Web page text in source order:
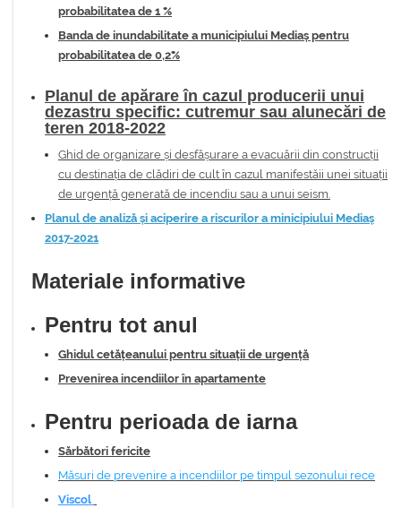
probabilitatea de 1 %
Banda de inundabilitate a municipiului Mediaș pentru
probabilitatea de 0,2%
Planul de apărare în cazul producerii unui
dezastru specific: cutremur sau alunecări de
teren 2018-2022
Ghid de organizare și desfășurare a evacuării din construcții
cu destinația de clădiri de cult în cazul manifestăii unei situații
de urgență generată de incendiu sau a unui seism.
Planul de analiză și aciperire a riscurilor a minicipiului Mediaș
2017-2021
Materiale informative
Pentru tot anul
Ghidul cetățeanului pentru situații de urgență
Prevenirea incendiilor în apartamente
Pentru perioada de iarna
Sărbători fericite
Măsuri de prevenire a incendiilor pe timpul sezonului rece
Viscol